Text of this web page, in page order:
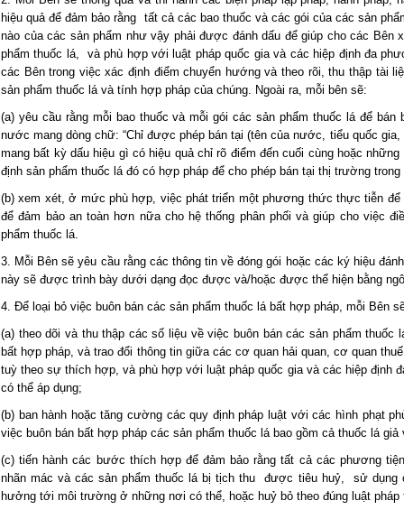
hiệu quả để đảm bảo rằng tất cả các bao thuốc và các gói của các sản
nào của các sản phẩm như vậy phải được đánh dấu để giúp cho các Bên
phẩm thuốc lá, và phù hợp với luật pháp quốc gia và các hiệp định đa
các Bên trong việc xác định điểm chuyển hướng và theo rõi, thu thập tài
sản phẩm thuốc lá và tính hợp pháp của chúng. Ngoài ra, mỗi bên sẽ:
(a) yêu cầu rằng mỗi bao thuốc và mỗi gói các sản phẩm thuốc lá để
nước mang dòng chữ: “Chỉ được phép bán tại (tên của nước, tiểu quốc
mang bất kỳ dấu hiệu gì có hiệu quả chỉ rõ điểm đến cuối cùng hoặc
định sản phẩm thuốc lá đó có hợp pháp để cho phép bán tại thị trường
(b) xem xét, ở mức phù hợp, việc phát triển một phương thức thực tiễn
để đảm bảo an toàn hơn nữa cho hệ thống phân phối và giúp cho việc
phẩm thuốc lá.
3. Mỗi Bên sẽ yêu cầu rằng các thông tin về đóng gói hoặc các ký hiệu
này sẽ được trình bày dưới dạng đọc được và/hoặc được thể hiện bằng
4. Để loại bỏ việc buôn bán các sản phẩm thuốc lá bất hợp pháp, mỗi Bên
(a) theo dõi và thu thập các số liệu về việc buôn bán các sản phẩm thuốc
bất hợp pháp, và trao đổi thông tin giữa các cơ quan hải quan, cơ quan
tuỳ theo sự thích hợp, và phù hợp với luật pháp quốc gia và các hiệp định
có thể áp dụng;
(b) ban hành hoặc tăng cường các quy định pháp luật với các hình phạt
việc buôn bán bất hợp pháp các sản phẩm thuốc lá bao gồm cả thuốc lá
(c) tiến hành các bước thích hợp để đảm bảo rằng tất cả các phương
nhãn mác và các sản phẩm thuốc lá bị tịch thu được tiêu huỷ, sử dụng
hưởng tới môi trường ở những nơi có thể, hoặc huỷ bỏ theo đúng luật